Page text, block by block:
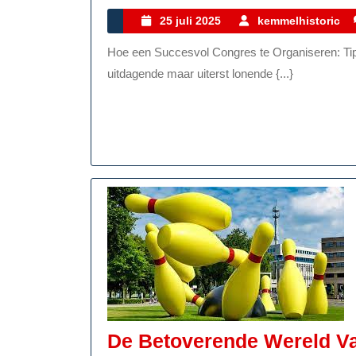
25 juli 2025
25
juli
2025
kemmelhistoric
Hoe een Succesvol Congres te Organiseren: Tips en Tricks Het organiseren van een congres kan een
uitdagende maar uiterst lonende {...}
De Betoverende Wereld